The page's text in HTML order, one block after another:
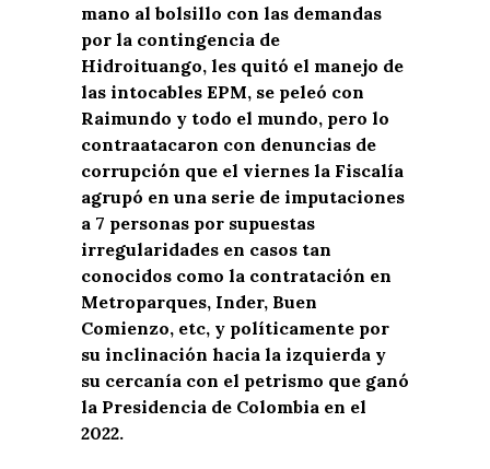
mano al bolsillo con las demandas
por la contingencia de
Hidroituango, les quitó el manejo de
las intocables EPM, se peleó con
Raimundo y todo el mundo, pero lo
contraatacaron con denuncias de
corrupción que el viernes la Fiscalía
agrupó en una serie de imputaciones
a 7 personas por supuestas
irregularidades en casos tan
conocidos como la contratación en
Metroparques, Inder, Buen
Comienzo, etc, y políticamente por
su inclinación hacia la izquierda y
su cercanía con el petrismo que ganó
la Presidencia de Colombia en el
2022.